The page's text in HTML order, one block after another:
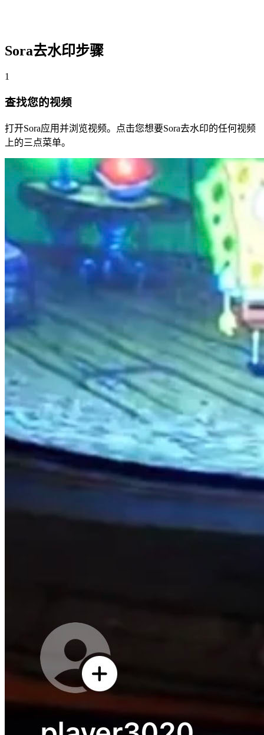
Sora去水印步骤
1
查找您的视频
打开Sora应用并浏览视频。点击您想要Sora去水印的任何视频
上的三点菜单。